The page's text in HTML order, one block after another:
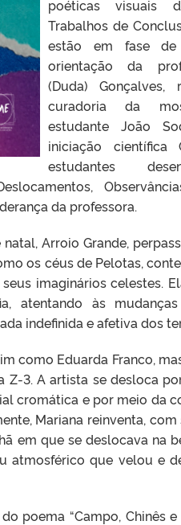
poéticas visuais
Trabalhos de
estão em fase de
orientação da
(Duda) Gonçalves,
curadoria da
estudante João
iniciação científica
estudantes
da professora.
Arroio Grande,
os céus de Pelotas,
imaginários celestes.
atentando às
indefinida e afetiva dos
como Eduarda Franco,
3. A artista se desloca
cromática e por meio da
Mariana reinventa,
em que se deslocava na
atmosférico que velou e
poema “Campo, Chinês e